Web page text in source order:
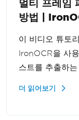
멀티 프레임
방법 |
이 비디오 튜토
IronOCR을 사
스트를 추출하
더 읽어보기